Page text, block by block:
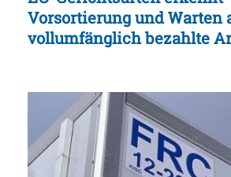
Vorsortierung und Warten
vollumfänglich bezahlte